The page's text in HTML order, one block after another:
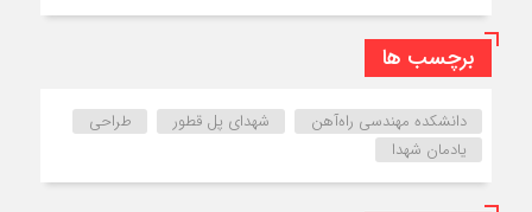
برچسب ها
دانشکده مهندسی راه‌آهن شهدای پل قطور
طراحی
یادمان شهدا